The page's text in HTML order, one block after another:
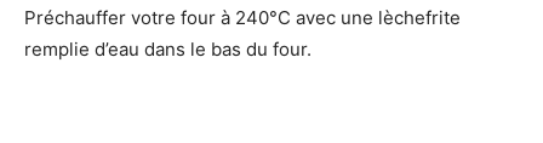
Préchauffer votre four à 240°C avec une lèchefrite
remplie d’eau dans le bas du four.